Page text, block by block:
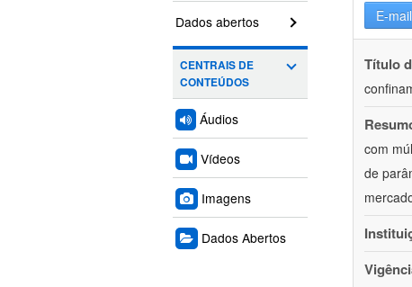
Dados abertos
CENTRAIS DE
CONTEÚDOS
Áudios
Vídeos
Imagens
Dados Abertos
E-mail
Título
com
de